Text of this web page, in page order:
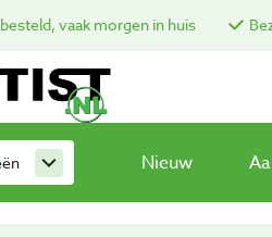
vaak morgen in huis
Nieuw